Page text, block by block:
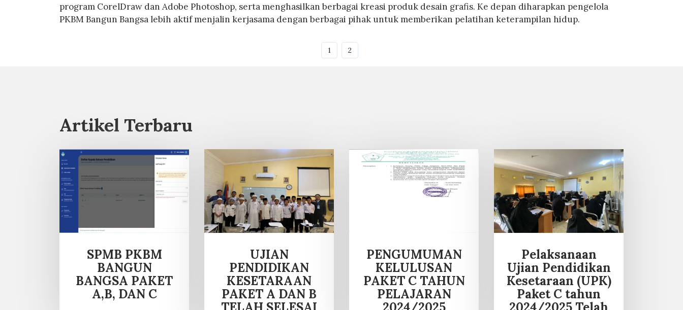
program CorelDraw dan Adobe Photoshop, serta menghasilkan berbagai kreasi produk desain grafis. Ke depan diharapkan pengelola
PKBM Bangun Bangsa lebih aktif menjalin kerjasama dengan berbagai pihak untuk memberikan pelatihan keterampilan hidup.
1 2
Artikel Terbaru
SPMB PKBM
BANGUN
BANGSA PAKET
A,B, DAN C
UJIAN
PENDIDIKAN
KESETARAAN
PAKET A DAN B
PENGUMUMAN
KELULUSAN
PAKET C TAHUN
PELAJARAN
Pelaksanaan
Ujian Pendidikan
Kesetaraan (UPK)
Paket C tahun